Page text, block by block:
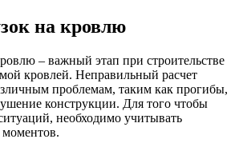
на кровлю
– важный этап при строительстве
кровлей. Неправильный расчет
проблемам, таким как прогибы,
конструкции. Для того чтобы
необходимо учитывать